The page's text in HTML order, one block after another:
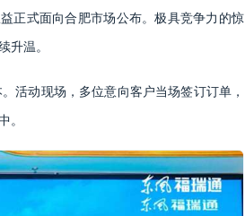
正式面向合肥市场公布。极具竞争力的惊
温。
活动现场，多位意向客户当场签订订单，